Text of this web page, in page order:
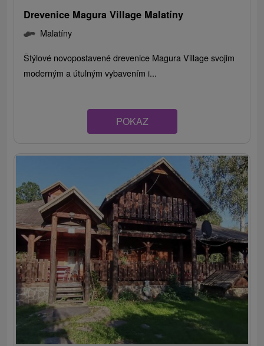
Drevenice Magura Village Malatíny
Malatíny
Štýlové novopostavené drevenice Magura Village svojim
moderným a útulným vybavením i...
POKAZ